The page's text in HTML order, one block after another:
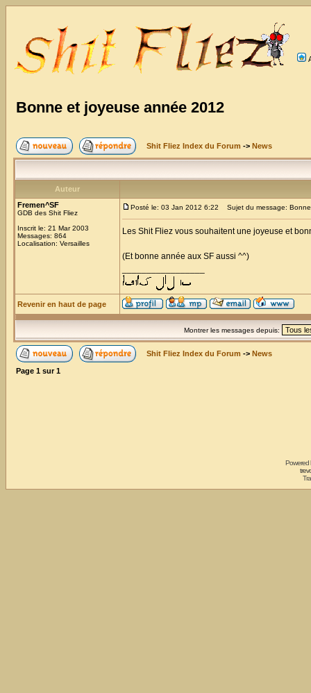
Bonne et joyeuse année 2012
Shit Fliez Index du Forum -> News
Auteur
Fremen^SF
GDB des Shit Fliez
Inscrit le: 21 Mar 2003
Messages: 864
Localisation: Versailles
Posté le: 03 Jan 2012 6:22 Sujet du message:
Les Shit Fliez vous souhaitent une joyeuse et
(Et bonne année aux SF aussi ^^)
Revenir en haut de page
Montrer les messages depuis:
Shit Fliez Index du Forum -> News
Page 1 sur1
Powered